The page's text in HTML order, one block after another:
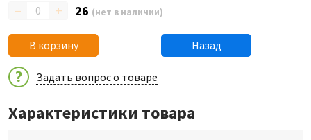
– + 26 (нет в наличии)
В корзину Назад
Задать вопрос о товаре
Характеристики товара